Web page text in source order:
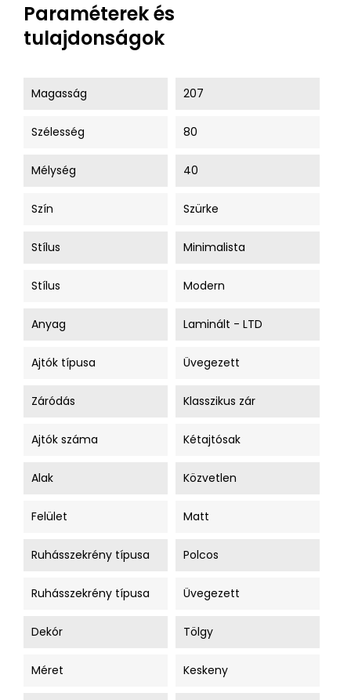
Paraméterek és
tulajdonságok
Magasság 207
Szélesség 80
Mélység 40
Szín Szürke
Stílus Minimalista
Stílus Modern
Anyag Laminált - LTD
Ajtók típusa Üvegezett
Záródás Klasszikus zár
Ajtók száma Kétajtósak
Alak Közvetlen
Felület Matt
Ruhásszekrény típusa Polcos
Ruhásszekrény típusa Üvegezett
Dekór Tölgy
Méret Keskeny